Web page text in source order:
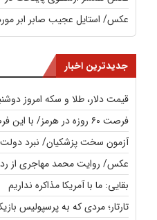
عکس/ استایل عجیب صابر ابر
جدیدترین اخبار
قیمت دلار، طلا و سکه امروز دوشنبه ۱۹ مرداد
فرصت ۶۰ روزه در هرمز/ با این فرصت طلایی چه می‌کنیم؟
آزمون سخت پزشکیان/ نبرد
عکس/ روایت محمد مهاجری از
بقایی: ما با آمریکا مذاکره نداریم
تارتار؛‌ مردی که به پرسپولیس